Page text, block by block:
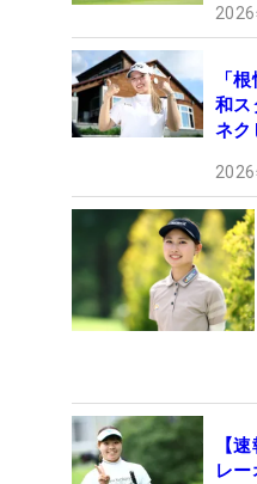
「
和ス
ネク
【
レ